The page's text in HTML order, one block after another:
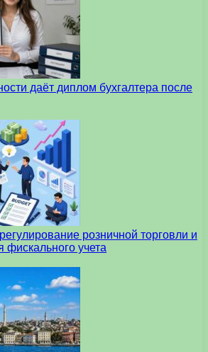
даёт диплом бухгалтера после
розничной торговли и
фискального учета